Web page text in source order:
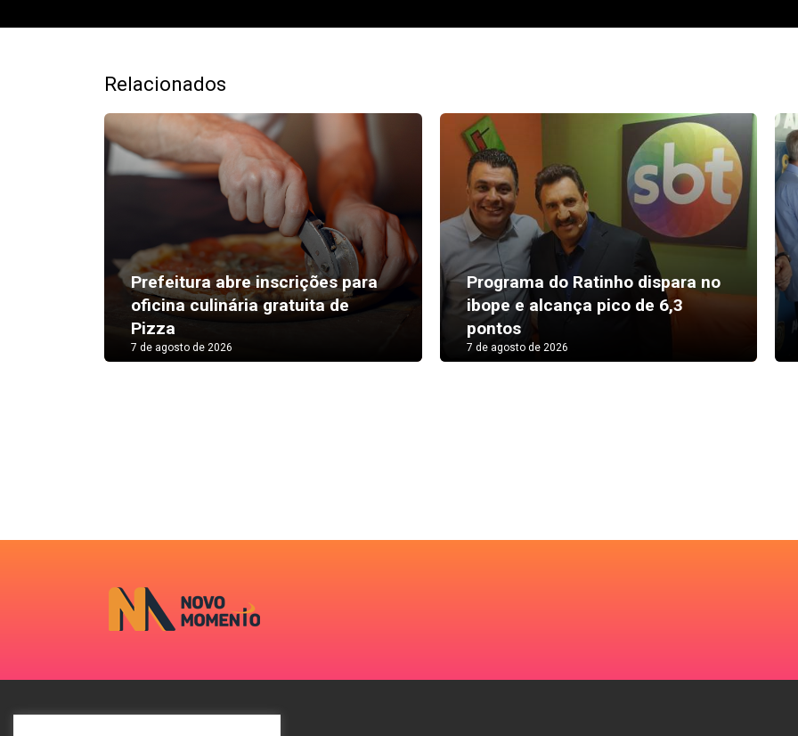
Relacionados
Prefeitura abre inscrições para
oficina culinária gratuita de
Pizza
7 de agosto de 2026
Programa do Ratinho dispara no
ibope e alcança pico de 6,3
pontos
7 de agosto de 2026